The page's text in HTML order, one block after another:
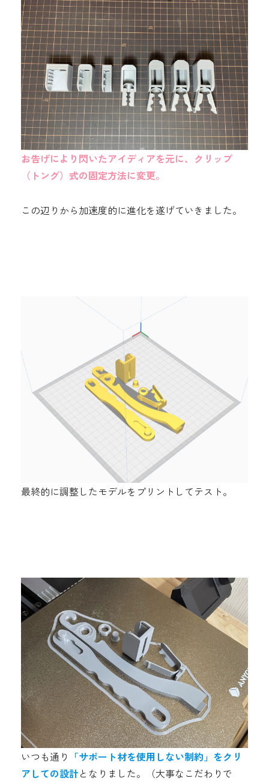
お告げにより閃いたアイディアを元に、クリップ
（トング）式の固定方法に変更。
この辺りから加速度的に進化を遂げていきました。
最終的に調整したモデルをプリントしてテスト。
いつも通り 「サポート材を使用しない制約」をクリ
アしての設計となりました。（大事なこだわりで